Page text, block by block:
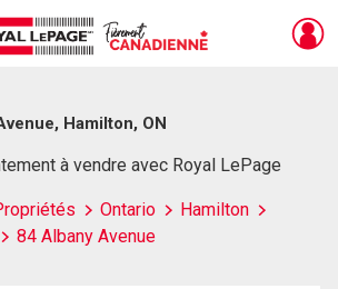
Hamilton, ON
à vendre avec Royal LePage
Ontario
Hamilton
84 Albany Avenue